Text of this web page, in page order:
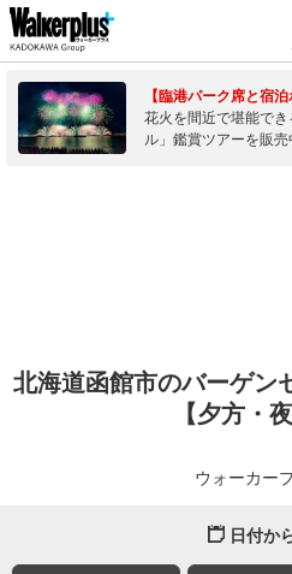
【臨港パーク席と宿
花火を間近で堪能で
ル」鑑賞ツアーを販売
北海道函館市のバーゲン
【夕方・
ウォーカー
日付か